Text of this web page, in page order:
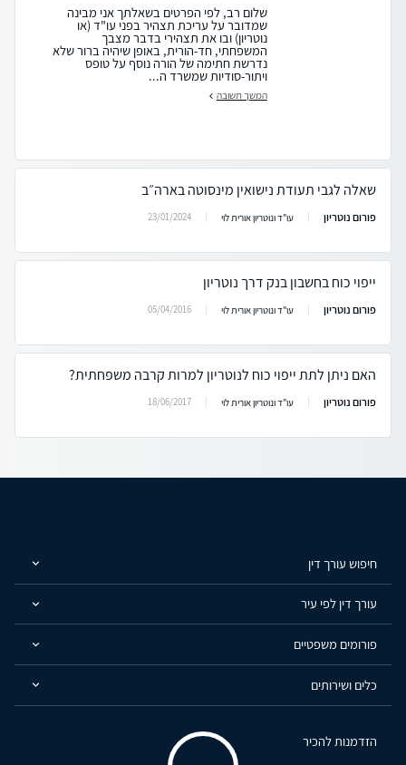
שלום רב, לפי הפרטים בשאלתך אני מבינה
שמדובר על עריכת תצהיר בפני עו"ד (או
נוטריון) ובו את תצהירי בדבר מצבך
המשפחתי, חד-הורית, באופן שיהיה ברור שלא
נדרשת חתימה של הורה נוסף על טופס
ויתור-סודיות שמשרד ה...
המשך תשובה
שאלה לגבי תעודת נישואין מינסוטה בארה״ב
פורום נוטריון עו"ד ונוטריון אורית לוי 23/01/2024
ייפוי כוח בחשבון בנק דרך נוטריון
פורום נוטריון עו"ד ונוטריון אורית לוי 05/04/2016
האם ניתן לתת ייפוי כוח לנוטריון למרות קרבה משפחתית?
פורום נוטריון עו"ד ונוטריון אורית לוי 18/06/2017
חיפוש עורך דין
עורך דין לפי עיר
פורומים משפטיים
כלים ושירותים
הזדמנות להכיר